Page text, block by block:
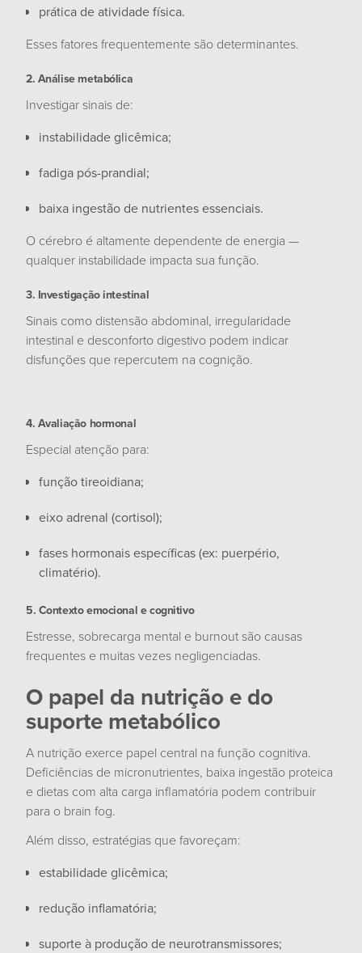
prática de atividade física.
Esses fatores frequentemente são determinantes.
2. Análise metabólica
Investigar sinais de:
instabilidade glicêmica;
fadiga pós-prandial;
baixa ingestão de nutrientes essenciais.
O cérebro é altamente dependente de energia —
qualquer instabilidade impacta sua função.
3. Investigação intestinal
Sinais como distensão abdominal, irregularidade
intestinal e desconforto digestivo podem indicar
disfunções que repercutem na cognição.
4. Avaliação hormonal
Especial atenção para:
função tireoidiana;
eixo adrenal (cortisol);
fases hormonais específicas (ex: puerpério,
climatério).
5. Contexto emocional e cognitivo
Estresse, sobrecarga mental e burnout são causas
frequentes e muitas vezes negligenciadas.
O papel da nutrição e do
suporte metabólico
A nutrição exerce papel central na função cognitiva.
Deficiências de micronutrientes, baixa ingestão proteica
e dietas com alta carga inflamatória podem contribuir
para o brain fog.
Além disso, estratégias que favoreçam:
estabilidade glicêmica;
redução inflamatória;
suporte à produção de neurotransmissores;